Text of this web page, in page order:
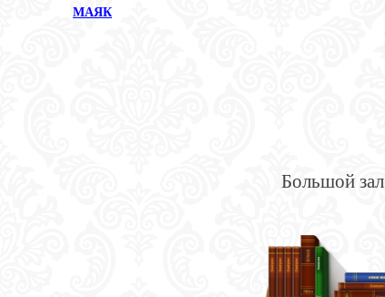
МАЯК
Большой зал